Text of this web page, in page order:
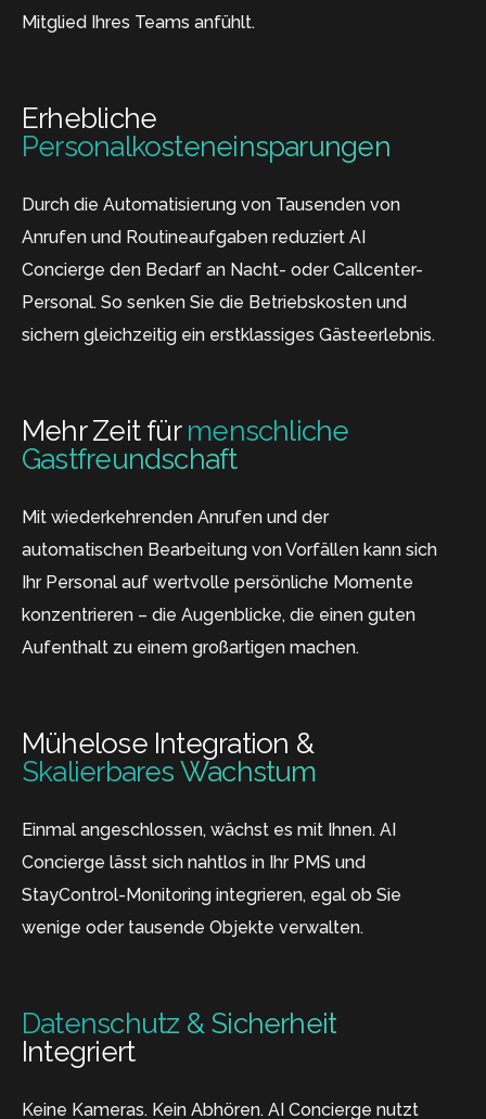
Mitglied Ihres Teams anfühlt.
Erhebliche
Personalkosteneinsparungen
Durch die Automatisierung von Tausenden von
Anrufen und Routineaufgaben reduziert AI
Concierge den Bedarf an Nacht- oder Callcenter-
Personal. So senken Sie die Betriebskosten und
sichern gleichzeitig ein erstklassiges Gästeerlebnis.
Mehr Zeit für menschliche
Gastfreundschaft
Mit wiederkehrenden Anrufen und der
automatischen Bearbeitung von Vorfällen kann sich
Ihr Personal auf wertvolle persönliche Momente
konzentrieren – die Augenblicke, die einen guten
Aufenthalt zu einem großartigen machen.
Mühelose Integration &
Skalierbares Wachstum
Einmal angeschlossen, wächst es mit Ihnen. AI
Concierge lässt sich nahtlos in Ihr PMS und
StayControl-Monitoring integrieren, egal ob Sie
wenige oder tausende Objekte verwalten.
Datenschutz & Sicherheit
Integriert
Keine Kameras. Kein Abhören. AI Concierge nutzt